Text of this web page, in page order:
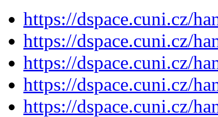
https://dspace.cuni.cz/
https://dspace.cuni.cz/
https://dspace.cuni.cz/
https://dspace.cuni.cz/
https://dspace.cuni.cz/